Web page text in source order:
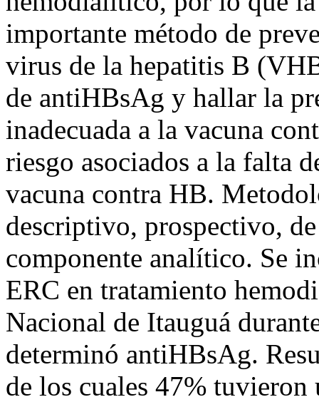
importante método de
virus de la hepatitis B
de antiHBsAg y hallar la
inadecuada a la vacuna
riesgo asociados a la falta
vacuna contra HB.
descriptivo, prospectivo,
componente analítico. Se
ERC en tratamiento
Nacional de Itauguá
determinó antiHBsAg.
de los cuales 47% tuvieron